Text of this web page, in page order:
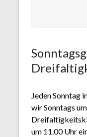
Jeden Sonntag
wir Sonntags
um 11.00 Uhr